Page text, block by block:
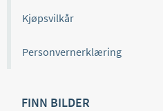
Kjøpsvilkår
Personvernerklæring
FINN BILDER